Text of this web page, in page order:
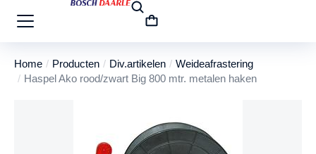
Je bent hier:
Home Producten Div.artikelen
Weideafrastering
Haspel Ako rood/zwart Big 800 mtr. metalen haken